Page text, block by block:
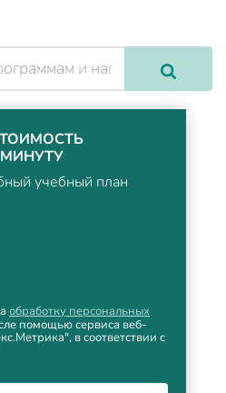
учебный план
обработку персональных
помощью сервиса веб-
в соответствии с